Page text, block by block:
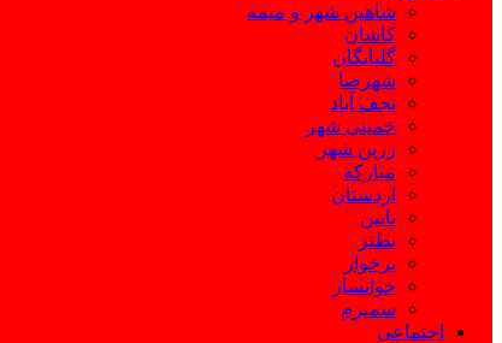
شاهین شهر و میمه
کاشان
گلپایگان
شهرضا
نجف آباد
خمینی شهر
زرین شهر
مبارکه
اردستان
نایین
نطنز
برخوار
خوانسار
سمیرم
اجتماعی